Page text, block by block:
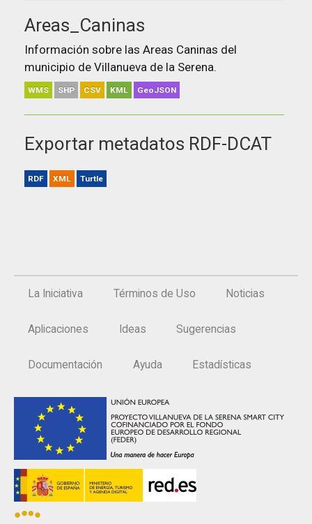
Areas_Caninas
Información sobre las Areas Caninas del
municipio de Villanueva de la Serena.
WMS SHP CSV KML GeoJSON
Exportar metadatos RDF-DCAT
RDF XML Turtle
La Iniciativa Términos de Uso Noticias
Aplicaciones Ideas Sugerencias
Documentación Ayuda Estadísticas